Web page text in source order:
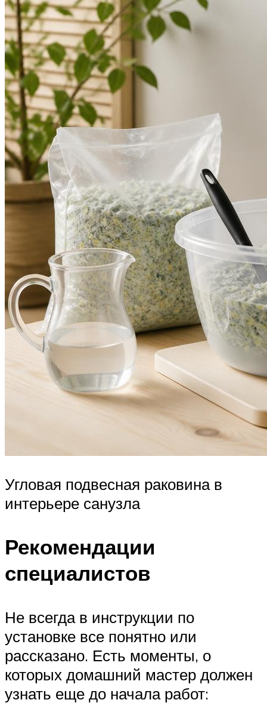
Угловая подвесная раковина в
интерьере санузла
Рекомендации
специалистов
Не всегда в инструкции по
установке все понятно или
рассказано. Есть моменты, о
которых домашний мастер должен
узнать еще до начала работ: